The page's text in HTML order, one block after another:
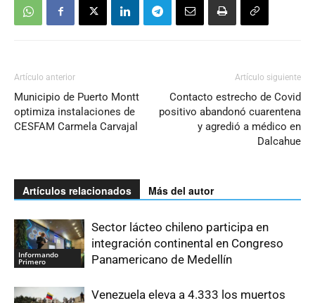
Artículo anterior
Municipio de Puerto Montt
optimiza instalaciones de
CESFAM Carmela Carvajal
Artículo siguiente
Contacto estrecho de Covid
positivo abandonó cuarentena
y agredió a médico en
Dalcahue
Artículos relacionados Más del autor
Informando
Primero
Sector lácteo chileno participa en
integración continental en Congreso
Panamericano de Medellín
Venezuela eleva a 4.333 los muertos